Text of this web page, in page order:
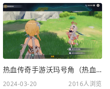
热血传奇手游沃玛号角（热血传奇沃玛装备隐藏属性）
2024-03-20 2016人浏览